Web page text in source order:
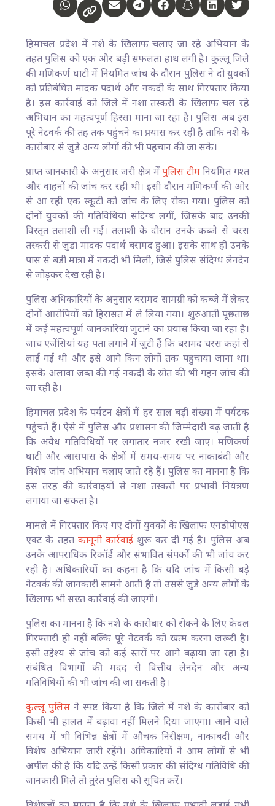
हिमाचल प्रदेश में नशे के खिलाफ चलाए जा रहे अभियान के
तहत पुलिस को एक और बड़ी सफलता हाथ लगी है। कुल्लू जिले
की मणिकर्ण घाटी में नियमित जांच के दौरान पुलिस ने दो युवकों
को प्रतिबंधित मादक पदार्थ और नकदी के साथ गिरफ्तार किया
है। इस कार्रवाई को जिले में नशा तस्करी के खिलाफ चल रहे
अभियान का महत्वपूर्ण हिस्सा माना जा रहा है। पुलिस अब इस
पूरे नेटवर्क की तह तक पहुंचने का प्रयास कर रही है ताकि नशे के
कारोबार से जुड़े अन्य लोगों की भी पहचान की जा सके।
प्राप्त जानकारी के अनुसार जरी क्षेत्र मेंपुलिस टीमनियमित गश्त
और वाहनों की जांच कर रही थी। इसी दौरान मणिकर्ण की ओर
से आ रही एक स्कूटी को जांच के लिए रोका गया। पुलिस को
दोनों युवकों की गतिविधियां संदिग्ध लगीं, जिसके बाद उनकी
विस्तृत तलाशी ली गई। तलाशी के दौरान उनके कब्जे से चरस
तस्करी से जुड़ा मादक पदार्थ बरामद हुआ। इसके साथ ही उनके
पास से बड़ी मात्रा में नकदी भी मिली, जिसे पुलिस संदिग्ध लेनदेन
से जोड़कर देख रही है।
पुलिस अधिकारियों के अनुसार बरामद सामग्री को कब्जे में लेकर
दोनों आरोपियों को हिरासत में ले लिया गया। शुरुआती पूछताछ
में कई महत्वपूर्ण जानकारियां जुटाने का प्रयास किया जा रहा है।
जांच एजेंसियां यह पता लगाने में जुटी हैं कि बरामद चरस कहां से
लाई गई थी और इसे आगे किन लोगों तक पहुंचाया जाना था।
इसके अलावा जब्त की गई नकदी के स्रोत की भी गहन जांच की
जा रही है।
हिमाचल प्रदेश के पर्यटन क्षेत्रों में हर साल बड़ी संख्या में पर्यटक
पहुंचते हैं। ऐसे में पुलिस और प्रशासन की जिम्मेदारी बढ़ जाती है
कि अवैध गतिविधियों पर लगातार नजर रखी जाए। मणिकर्ण
घाटी और आसपास के क्षेत्रों में समय-समय पर नाकाबंदी और
विशेष जांच अभियान चलाए जाते रहे हैं। पुलिस का मानना है कि
इस तरह की कार्रवाइयों से नशा तस्करी पर प्रभावी नियंत्रण
लगाया जा सकता है।
मामले में गिरफ्तार किए गए दोनों युवकों के खिलाफ एनडीपीएस
एक्ट के तहतकानूनी कार्रवाईशुरू कर दी गई है। पुलिस अब
उनके आपराधिक रिकॉर्ड और संभावित संपर्कों की भी जांच कर
रही है। अधिकारियों का कहना है कि यदि जांच में किसी बड़े
नेटवर्क की जानकारी सामने आती है तो उससे जुड़े अन्य लोगों के
खिलाफ भी सख्त कार्रवाई की जाएगी।
पुलिस का मानना है कि नशे के कारोबार को रोकने के लिए केवल
गिरफ्तारी ही नहीं बल्कि पूरे नेटवर्क को खत्म करना जरूरी है।
इसी उद्देश्य से जांच को कई स्तरों पर आगे बढ़ाया जा रहा है।
संबंधित विभागों की मदद से वित्तीय लेनदेन और अन्य
गतिविधियों की भी जांच की जा सकती है।
कुल्लू पुलिस ने स्पष्ट किया है कि जिले में नशे के कारोबार को
किसी भी हालत में बढ़ावा नहीं मिलने दिया जाएगा। आने वाले
समय में भी विभिन्न क्षेत्रों में औचक निरीक्षण, नाकाबंदी और
विशेष अभियान जारी रहेंगे। अधिकारियों ने आम लोगों से भी
अपील की है कि यदि उन्हें किसी प्रकार की संदिग्ध गतिविधि की
जानकारी मिले तो तुरंत पुलिस को सूचित करें।